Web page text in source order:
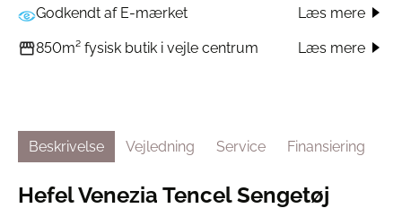
Godkendt af E-mærket Læs mere
850m² fysisk butik i vejle centrum Læs mere
Beskrivelse Vejledning Service Finansiering
Hefel Venezia Tencel Sengetøj